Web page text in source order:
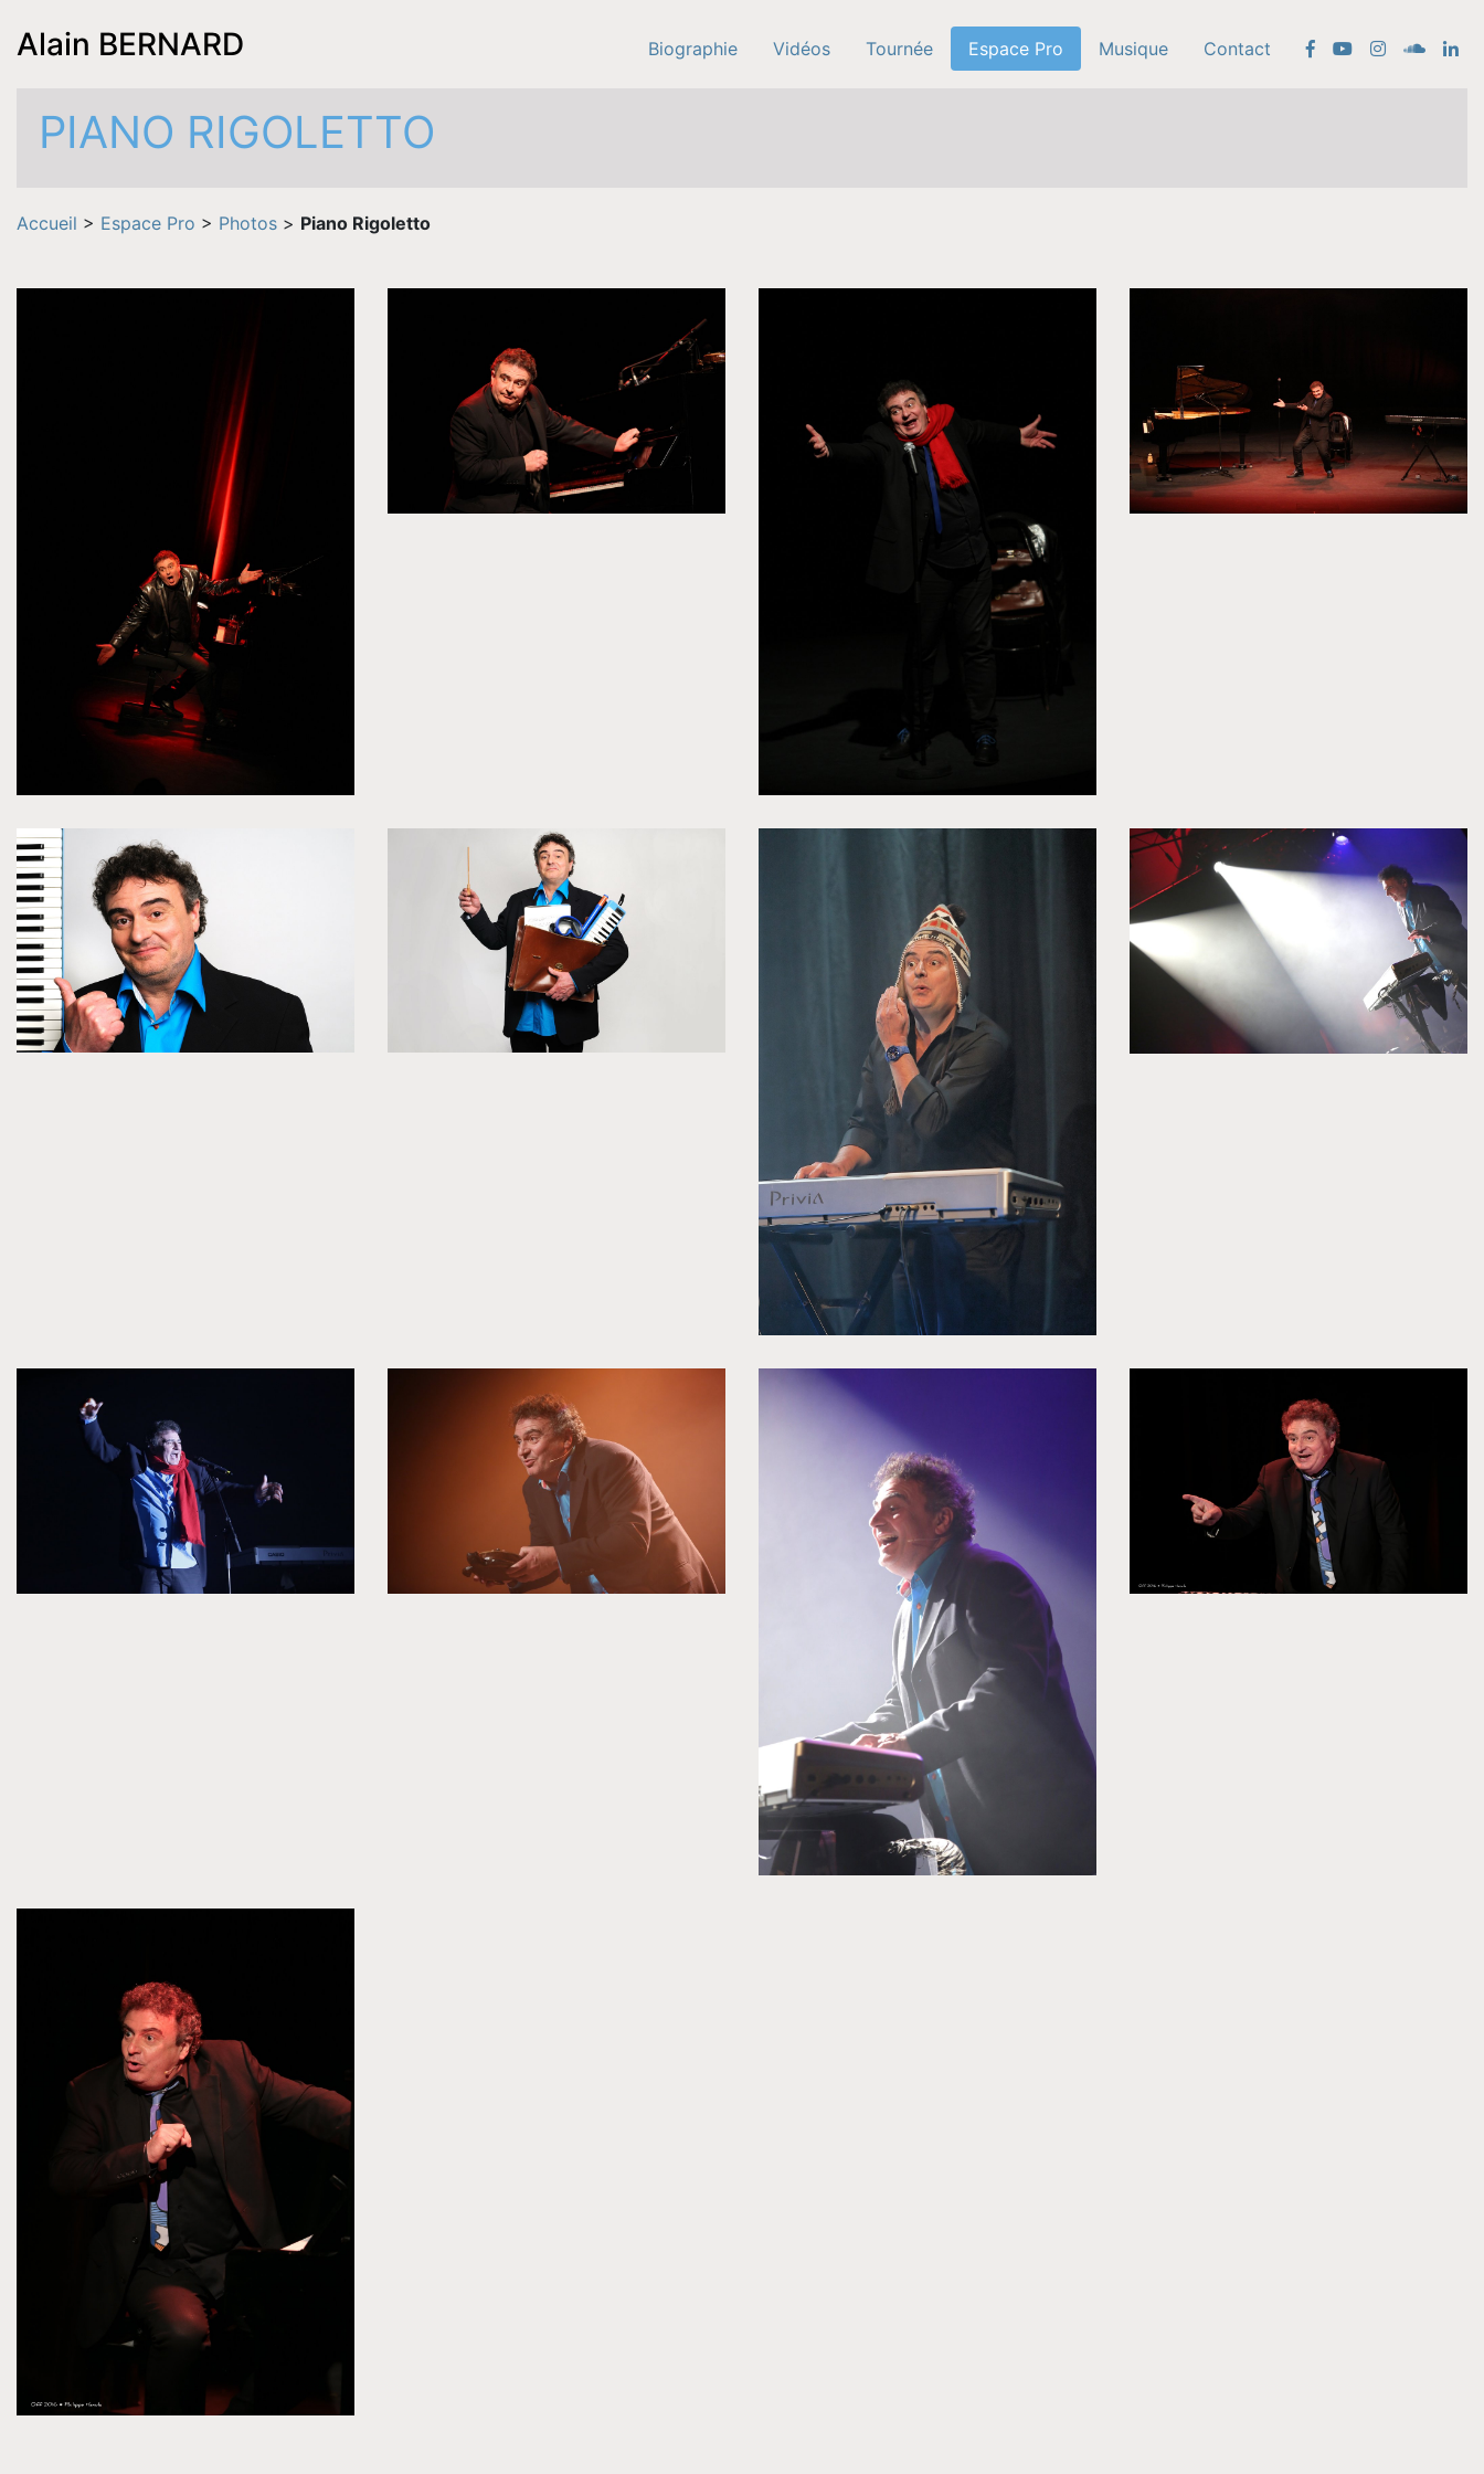
Biographie Vidéos Tournée Espace Pro Musique Contact
Alain BERNARD
PIANO RIGOLETTO
Accueil > Espace Pro > Photos > Piano Rigoletto